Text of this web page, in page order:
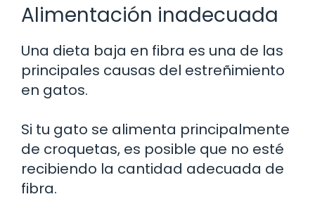
Alimentación inadecuada
Una dieta baja en fibra es una de las
principales causas del estreñimiento
en gatos.
Si tu gato se alimenta principalmente
de croquetas, es posible que no esté
recibiendo la cantidad adecuada de
fibra.